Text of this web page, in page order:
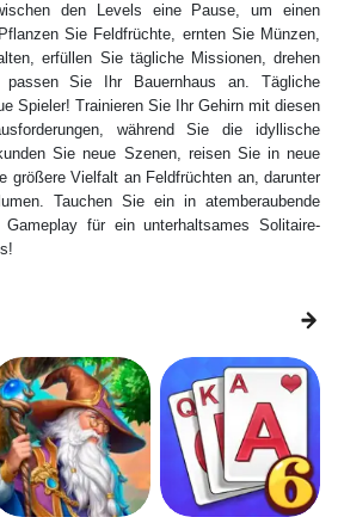
den Levels eine Pause, um einen
Sie Feldfrüchte, ernten Sie Münzen,
erfüllen Sie tägliche Missionen, drehen
Sie Ihr Bauernhaus an. Tägliche
Spieler! Trainieren Sie Ihr Gehirn mit diesen
während Sie die idyllische
Sie neue Szenen, reisen Sie in neue
größere Vielfalt an Feldfrüchten an, darunter
Tauchen Sie ein in atemberaubende
für ein unterhaltsames Solitaire-